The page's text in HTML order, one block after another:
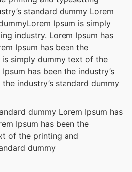
standard dummy Lorem
Ipsum is simply
industry. Lorem Ipsum has
Ipsum has been the
is simply dummy text of the
has been the industry’s
industry’s standard dummy
dummy Lorem Ipsum has
Ipsum has been the
of the printing and
dummy